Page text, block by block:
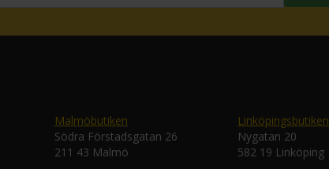
Malmöbutiken
Södra Förstadsgatan 26
211 43 Malmö
Linköpingsbutiken
Nygatan 20
582 19 Linköping